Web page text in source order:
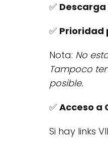
✅
✅ Prioridad
Nota: No
Tampoco
posible.
✅ Acceso a
Si hay links